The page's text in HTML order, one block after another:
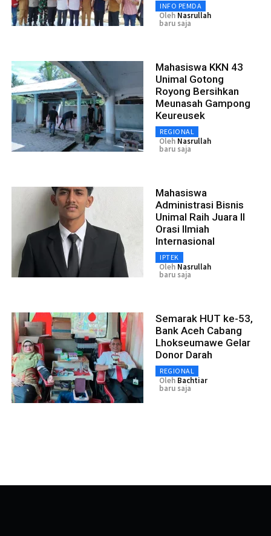
INFO PEMDA
Oleh Nasrullah
baru saja
Mahasiswa KKN 43
Unimal Gotong
Royong Bersihkan
Meunasah Gampong
Keureusek
REGIONAL
Oleh Nasrullah
baru saja
Mahasiswa
Administrasi Bisnis
Unimal Raih Juara II
Orasi Ilmiah
Internasional
IPTEK
Oleh Nasrullah
baru saja
Semarak HUT ke-53,
Bank Aceh Cabang
Lhokseumawe Gelar
Donor Darah
REGIONAL
Oleh Bachtiar
baru saja